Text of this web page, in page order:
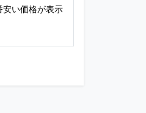
い価格が表示